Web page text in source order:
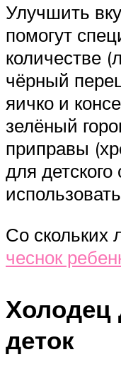
Улучшить
помогут
количестве
чёрный
яичко и
зелёный
приправы
для
Со скольких
чеснок
Холодец
деток